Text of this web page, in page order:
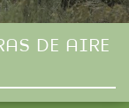
DE AIRE